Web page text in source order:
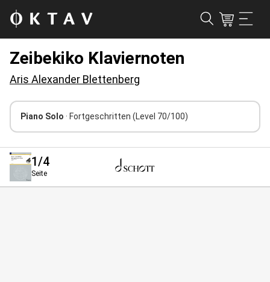
Zeibekiko Klaviernoten
Aris Alexander Blettenberg
Piano Solo · Fortgeschritten (Level 70/100)
1/4
Seite